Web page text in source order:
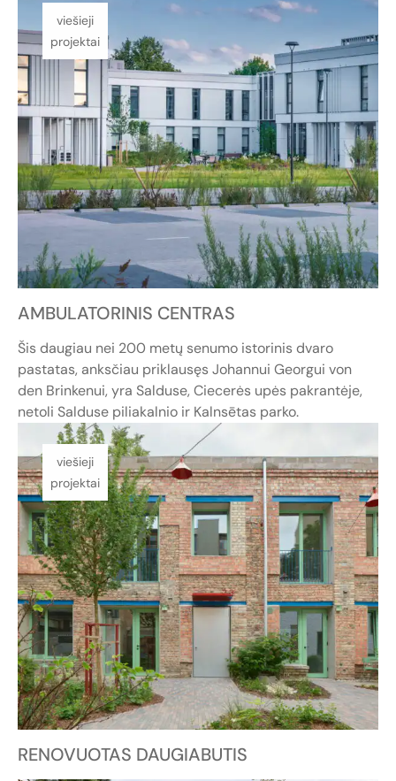
viešieji
projektai
AMBULATORINIS CENTRAS
Šis daugiau nei 200 metų senumo istorinis dvaro
pastatas, anksčiau priklausęs Johannui Georgui von
den Brinkenui, yra Salduse, Ciecerės upės pakrantėje,
netoli Salduse piliakalnio ir Kalnsētas parko.
viešieji
projektai
RENOVUOTAS DAUGIABUTIS